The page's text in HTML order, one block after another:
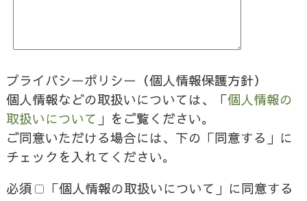
プライバシーポリシー（個人情報保護方針）
個人情報などの取扱いについては、「個人情報の
取扱いについて 」をご覧ください。
ご同意いただける場合には、下の「同意する」に
チェックを入れてください。
必須
「個人情報の取扱いについて」に同意する